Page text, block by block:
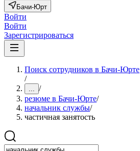
Бачи-Юрт
Войти
Войти
Зарегистрироваться
Поиск сотрудников в Бачи-Юрте
/
... /
резюме в Бачи-Юрте/
начальник службы/
частичная занятость